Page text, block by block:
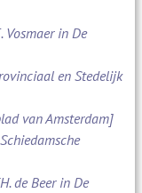
in De
en Stedelijk
van Amsterdam]
de Beer in De